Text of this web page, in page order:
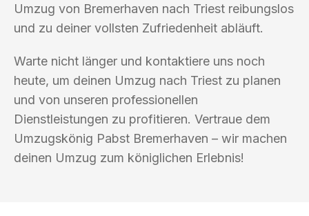
Umzug von Bremerhaven nach Triest reibungslos
und zu deiner vollsten Zufriedenheit abläuft.
Warte nicht länger und kontaktiere uns noch
heute, um deinen Umzug nach Triest zu planen
und von unseren professionellen
Dienstleistungen zu profitieren. Vertraue dem
Umzugskönig Pabst Bremerhaven – wir machen
deinen Umzug zum königlichen Erlebnis!